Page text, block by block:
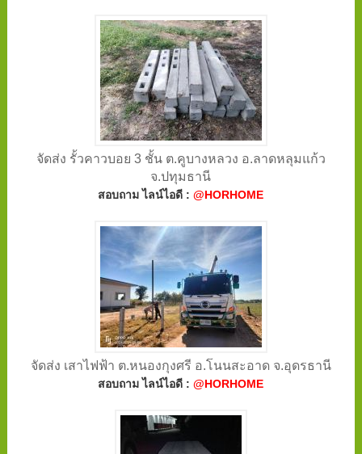
จัดส่ง รั้วคาวบอย 3 ชั้น ต.คูบางหลวง อ.ลาดหลุมแก้ว
จ.ปทุมธานี
สอบถาม ไลน์ไอดี :@HORHOME
จัดส่ง เสาไฟฟ้า ต.หนองกุงศรี อ.โนนสะอาด จ.อุดรธานี
สอบถาม ไลน์ไอดี :@HORHOME